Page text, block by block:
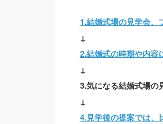
1.結婚式場の見学会、
↓
2.結婚式の時期や内容
↓
3.気になる結婚式場の
↓
4.見学後の提案では、